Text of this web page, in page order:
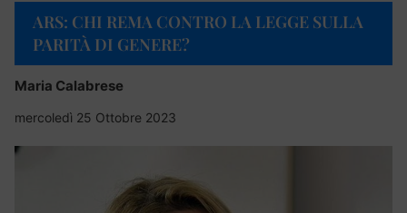
ARS: CHI REMA CONTRO LA LEGGE SULLA
PARITÀ DI GENERE?
Maria Calabrese
mercoledì 25 Ottobre 2023